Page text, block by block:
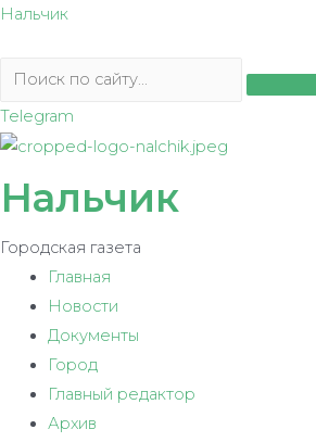
Перейти
содержимому
Нальчик
Telegram
Нальчик
Городская газета
Главная
Новости
Документы
Город
Главный редактор
Архив